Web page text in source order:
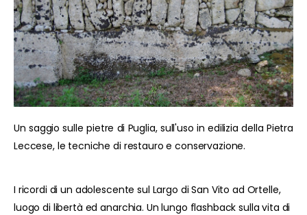
Un saggio sulle pietre di Puglia, sull'uso in edilizia della Pietra
Leccese, le tecniche di restauro e conservazione.
I ricordi di un adolescente sul Largo di San Vito ad Ortelle,
luogo di libertà ed anarchia. Un lungo flashback sulla vita di